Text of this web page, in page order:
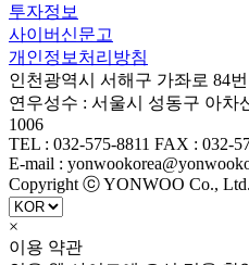
투자정보
사이버신문고
개인정보처리방침
인천광역시 서해구 가좌로 84
연우성수 : 서울시 성동구 아차
1006
TEL : 032-575-8811 FAX : 032-
E-mail :
Copyright ⓒ YONWOO Co.,
×
이용 약관